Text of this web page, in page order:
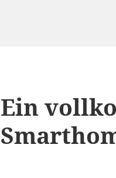
Ein